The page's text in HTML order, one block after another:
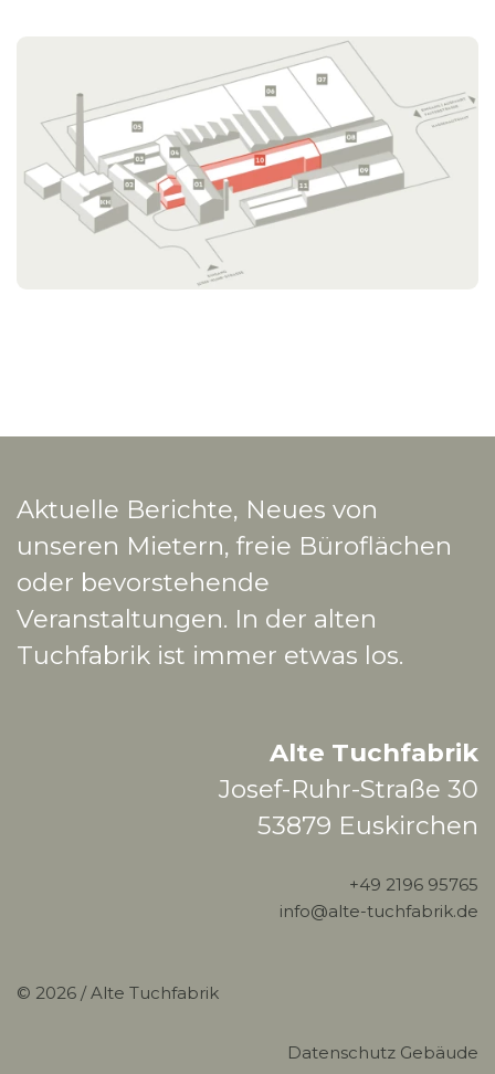
Aktuelle Berichte, Neues von
unseren Mietern, freie Büroflächen
oder bevorstehende
Veranstaltungen. In der alten
Tuchfabrik ist immer etwas los.
Alte Tuchfabrik
Josef-Ruhr-Straße 30
53879 Euskirchen
+49 2196 95765
info@alte-tuchfabrik.de
© 2026 /Alte Tuchfabrik
Datenschutz Gebäude